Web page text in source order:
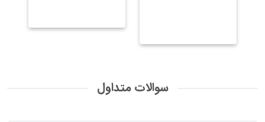
سوالات متداول